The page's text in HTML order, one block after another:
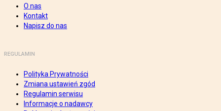
O nas
Kontakt
Napisz do nas
REGULAMIN
Polityka Prywatności
Zmiana ustawień zgód
Regulamin serwisu
Informacje o nadawcy